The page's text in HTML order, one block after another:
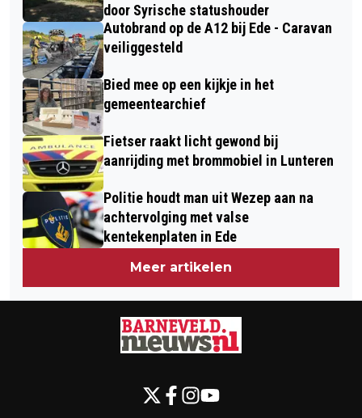
door Syrische statushouder
Autobrand op de A12 bij Ede - Caravan
veiliggesteld
Bied mee op een kijkje in het
gemeentearchief
Fietser raakt licht gewond bij
aanrijding met brommobiel in Lunteren
Politie houdt man uit Wezep aan na
achtervolging met valse
kentekenplaten in Ede
Meer artikelen